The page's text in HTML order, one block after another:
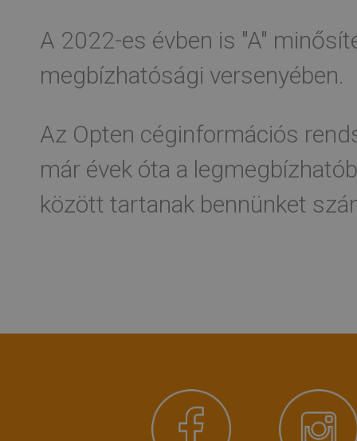
A 2022-es évben is "A"
megbízhatósági versenyében.
Az Opten céginformációs
már évek óta a
között tartanak bennünket